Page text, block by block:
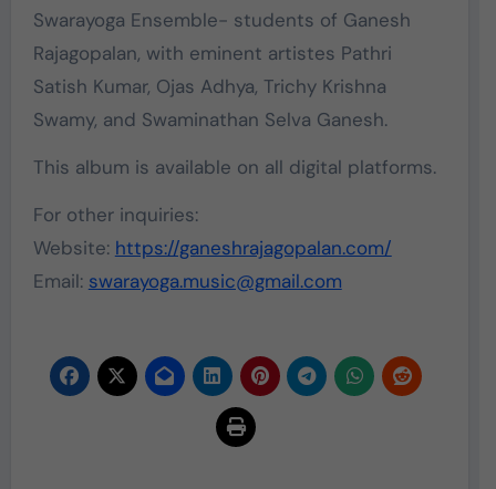
Swarayoga Ensemble- students of Ganesh
Rajagopalan, with eminent artistes Pathri
Satish Kumar, Ojas Adhya, Trichy Krishna
Swamy, and Swaminathan Selva Ganesh.
This album is available on all digital platforms.
For other inquiries:
Website: https://ganeshrajagopalan.com/
Email: swarayoga.music@gmail.com